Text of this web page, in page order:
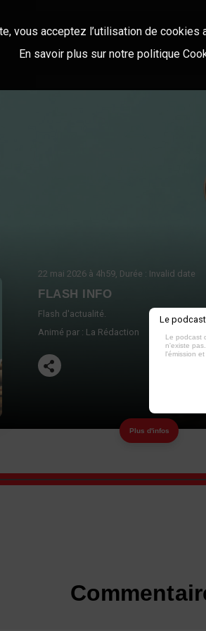
22 mai 2026 à 4h59, Durée : Invalid date
FLASH INFO
Flash d'actualité.
Animé par : La Rédaction
Plus d'infos
vous acceptez l’utilisation de
En savoir plus sur notre politique
Le
Le podcast
n'existe
l'émission